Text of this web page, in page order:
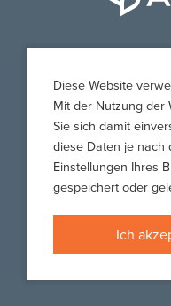
Diese Website
Mit der Nutzung der
Sie sich damit
diese Daten je nach
Einstellungen Ihres
gespeichert oder
Ich